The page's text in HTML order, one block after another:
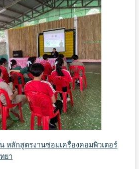
หลักสูตรงานซ่อมเครื่องคอมพิวเตอร์
ยา